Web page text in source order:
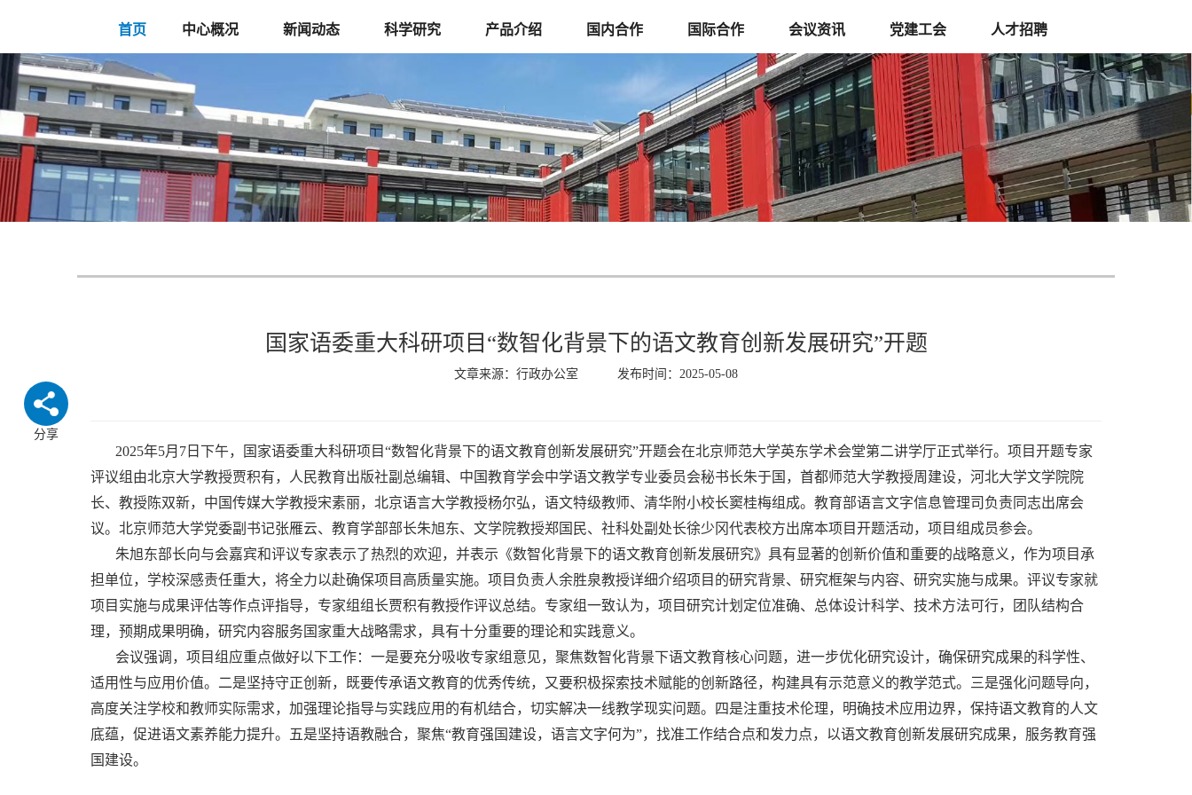
首页 中心概况 新闻动态 科学研究 产品介绍 国内合作 国际合作 会议资讯 党建工会 人才招聘
分享
国家语委重大科研项目“数智化背景下的语文教育创新发展研究”开题
文章来源：行政办公室 发布时间：2025-05-08
2025年5月7日下午，国家语委重大科研项目“数智化背景下的语文教育创新发展研究”开题会在北京师范大学英东学术会堂第二讲学厅正式举行。项目开题专家
评议组由北京大学教授贾积有，人民教育出版社副总编辑、中国教育学会中学语文教学专业委员会秘书长朱于国，首都师范大学教授周建设，河北大学文学院院
长、教授陈双新，中国传媒大学教授宋素丽，北京语言大学教授杨尔弘，语文特级教师、清华附小校长窦桂梅组成。教育部语言文字信息管理司负责同志出席会
议。北京师范大学党委副书记张雁云、教育学部部长朱旭东、文学院教授郑国民、社科处副处长徐少冈代表校方出席本项目开题活动，项目组成员参会。
朱旭东部长向与会嘉宾和评议专家表示了热烈的欢迎，并表示《数智化背景下的语文教育创新发展研究》具有显著的创新价值和重要的战略意义，作为项目承
担单位，学校深感责任重大，将全力以赴确保项目高质量实施。项目负责人余胜泉教授详细介绍项目的研究背景、研究框架与内容、研究实施与成果。评议专家就
项目实施与成果评估等作点评指导，专家组组长贾积有教授作评议总结。专家组一致认为，项目研究计划定位准确、总体设计科学、技术方法可行，团队结构合
理，预期成果明确，研究内容服务国家重大战略需求，具有十分重要的理论和实践意义。
会议强调，项目组应重点做好以下工作：一是要充分吸收专家组意见，聚焦数智化背景下语文教育核心问题，进一步优化研究设计，确保研究成果的科学性、
适用性与应用价值。二是坚持守正创新，既要传承语文教育的优秀传统，又要积极探索技术赋能的创新路径，构建具有示范意义的教学范式。三是强化问题导向，
高度关注学校和教师实际需求，加强理论指导与实践应用的有机结合，切实解决一线教学现实问题。四是注重技术伦理，明确技术应用边界，保持语文教育的人文
底蕴，促进语文素养能力提升。五是坚持语教融合，聚焦“教育强国建设，语言文字何为”，找准工作结合点和发力点，以语文教育创新发展研究成果，服务教育强
国建设。